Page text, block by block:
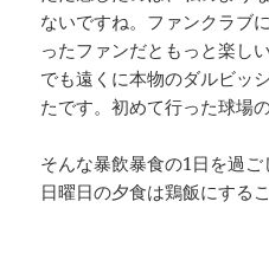
ないですね。ファンクラブ
ったファンだともっと楽し
でも遠くに本物のダルビッ
たです。初めて行った球場
そんな暴飲暴食の1日を過
日曜日の夕食は鶏飯にする